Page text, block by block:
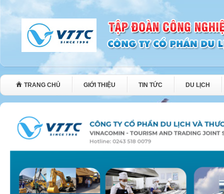
TRANG CHỦ GIỚI THIỆU TIN TỨC DU LỊCH